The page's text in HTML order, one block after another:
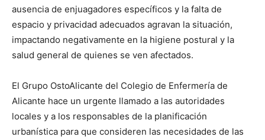
ausencia de enjuagadores específicos y la falta de
espacio y privacidad adecuados agravan la situación,
impactando negativamente en la higiene postural y la
salud general de quienes se ven afectados.
El Grupo OstoAlicante del Colegio de Enfermería de
Alicante hace un urgente llamado a las autoridades
locales y a los responsables de la planificación
urbanística para que consideren las necesidades de las